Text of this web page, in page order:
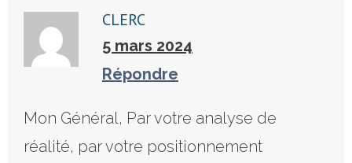
CLERC
5 mars 2024
Répondre
Mon Général, Par votre analyse de
réalité, par votre positionnement